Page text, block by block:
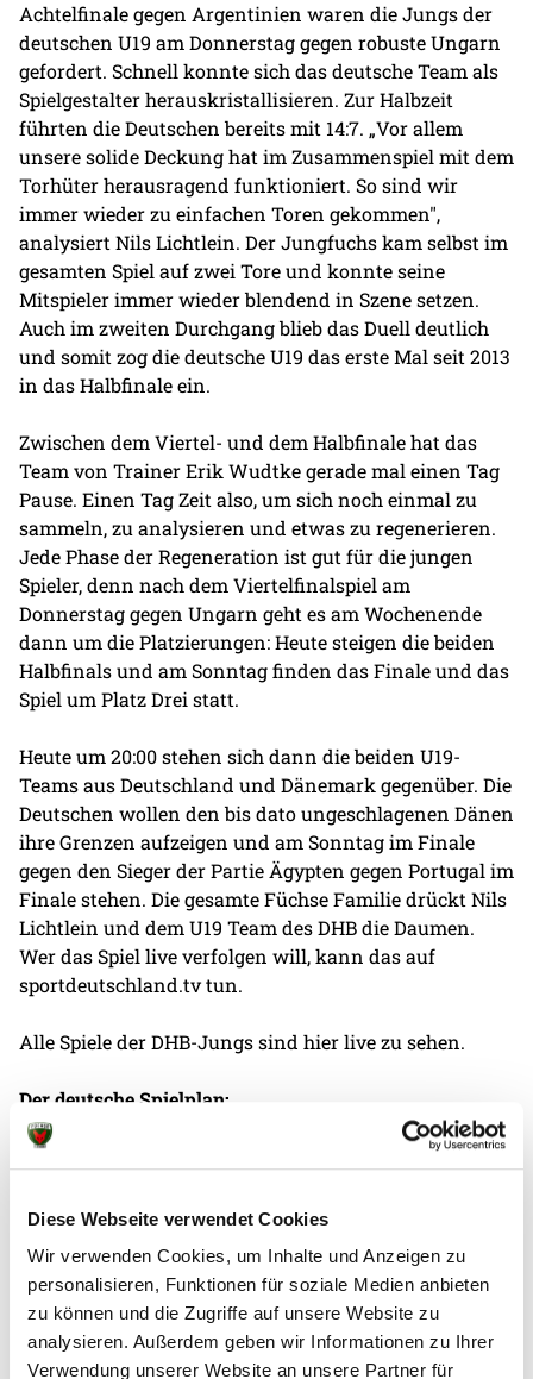
Diese Webseite verwendet Cookies
Wir verwenden Cookies, um Inhalte und Anzeigen zu
personalisieren, Funktionen für soziale Medien anbieten
zu können und die Zugriffe auf unsere Website zu
analysieren. Außerdem geben wir Informationen zu Ihrer
Verwendung unserer Website an unsere Partner für
Achtelfinale gegen Argentinien waren die Jungs der
deutschen U19 am Donnerstag gegen robuste Ungarn
gefordert. Schnell konnte sich das deutsche Team als
Spielgestalter herauskristallisieren. Zur Halbzeit
führten die Deutschen bereits mit 14:7. „Vor allem
unsere solide Deckung hat im Zusammenspiel mit dem
Torhüter herausragend funktioniert. So sind wir
immer wieder zu einfachen Toren gekommen",
analysiert Nils Lichtlein. Der Jungfuchs kam selbst im
gesamten Spiel auf zwei Tore und konnte seine
Mitspieler immer wieder blendend in Szene setzen.
Auch im zweiten Durchgang blieb das Duell deutlich
und somit zog die deutsche U19 das erste Mal seit 2013
in das Halbfinale ein.
Zwischen dem Viertel- und dem Halbfinale hat das
Team von Trainer Erik Wudtke gerade mal einen Tag
Pause. Einen Tag Zeit also, um sich noch einmal zu
sammeln, zu analysieren und etwas zu regenerieren.
Jede Phase der Regeneration ist gut für die jungen
Spieler, denn nach dem Viertelfinalspiel am
Donnerstag gegen Ungarn geht es am Wochenende
dann um die Platzierungen: Heute steigen die beiden
Halbfinals und am Sonntag finden das Finale und das
Spiel um Platz Drei statt.
Heute um 20:00 stehen sich dann die beiden U19-
Teams aus Deutschland und Dänemark gegenüber. Die
Deutschen wollen den bis dato ungeschlagenen Dänen
ihre Grenzen aufzeigen und am Sonntag im Finale
gegen den Sieger der Partie Ägypten gegen Portugal im
Finale stehen. Die gesamte Füchse Familie drückt Nils
Lichtlein und dem U19 Team des DHB die Daumen.
Wer das Spiel live verfolgen will, kann das auf
sportdeutschland.tv tun.
Alle Spiele der DHB-Jungs sind hierlive zu sehen.
Der deutsche Spielplan:
Dienstag, 6. August, 12.30 Uhr:
Deutschland - Portugal
Mittwoch, 7. August, 16.30 Uhr:Tunesien - Deutschland
Freitag, 9. August, 12.30 Uhr:Deutschland - Serbien.
30:22
Samstag, 10. August, 16.30 Uhr:Deutschland - Brasilien
28:22